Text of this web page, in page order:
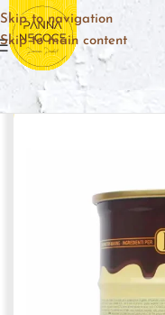
Skip to navigation
Skip to main content